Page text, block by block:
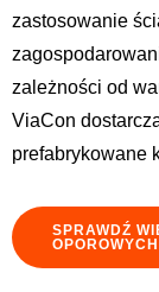
zastosowanie
zależności od
ViaCon
prefabrykowane
SPRAWDŹ